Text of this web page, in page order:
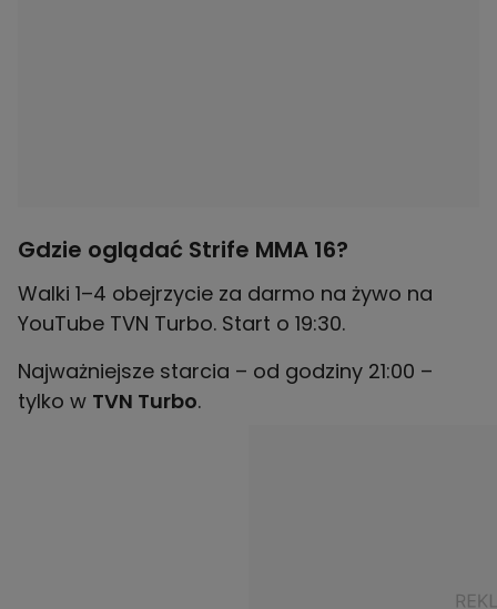
Gdzie oglądać Strife MMA 16?
Walki 1–4 obejrzycie za darmo na żywo na
YouTube TVN Turbo. Start o 19:30.
Najważniejsze starcia – od godziny 21:00 –
tylko w TVN Turbo.